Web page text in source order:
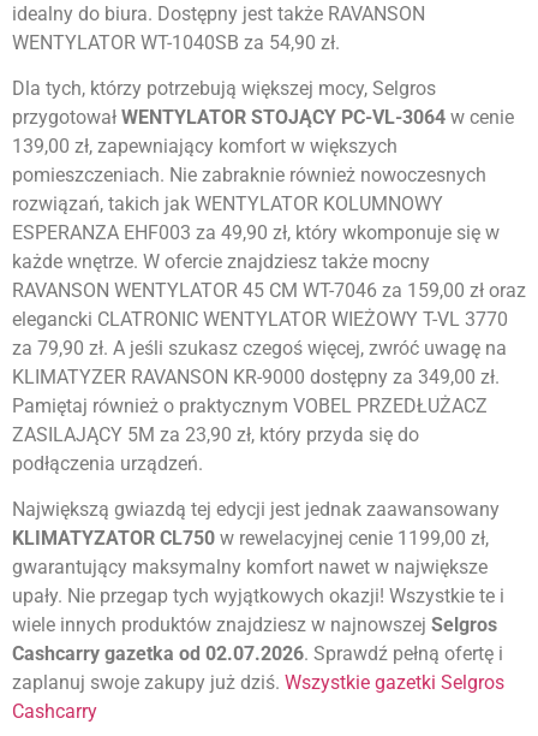
idealny do biura. Dostępny jest także RAVANSON
WENTYLATOR WT-1040SB za 54,90 zł.
Dla tych, którzy potrzebują większej mocy, Selgros
przygotował WENTYLATOR STOJĄCY PC-VL-3064 w cenie
139,00 zł, zapewniający komfort w większych
pomieszczeniach. Nie zabraknie również nowoczesnych
rozwiązań, takich jak WENTYLATOR KOLUMNOWY
ESPERANZA EHF003 za 49,90 zł, który wkomponuje się w
każde wnętrze. W ofercie znajdziesz także mocny
RAVANSON WENTYLATOR 45 CM WT-7046 za 159,00 zł oraz
elegancki CLATRONIC WENTYLATOR WIEŻOWY T-VL 3770
za 79,90 zł. A jeśli szukasz czegoś więcej, zwróć uwagę na
KLIMATYZER RAVANSON KR-9000 dostępny za 349,00 zł.
Pamiętaj również o praktycznym VOBEL PRZEDŁUŻACZ
ZASILAJĄCY 5M za 23,90 zł, który przyda się do
podłączenia urządzeń.
Największą gwiazdą tej edycji jest jednak zaawansowany
KLIMATYZATOR CL750 w rewelacyjnej cenie 1199,00 zł,
gwarantujący maksymalny komfort nawet w największe
upały. Nie przegap tych wyjątkowych okazji! Wszystkie te i
wiele innych produktów znajdziesz w najnowszej Selgros
Cashcarry gazetka od 02.07.2026. Sprawdź pełną ofertę i
zaplanuj swoje zakupy już dziś. Wszystkie gazetki Selgros
Cashcarry